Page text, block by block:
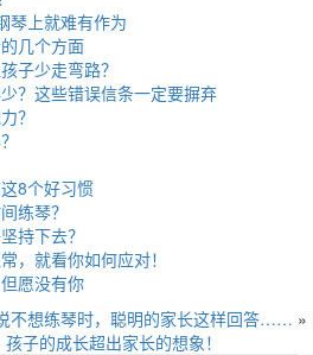
琴上就难有作为
几个方面
子少走弯路？
？这些错误信条一定要摒弃
？
8个好习惯
练琴？
持下去？
，就看你如何应对！
愿没有你
不想练琴时，聪明的家长这样回答…… »
子的成长超出家长的想象！